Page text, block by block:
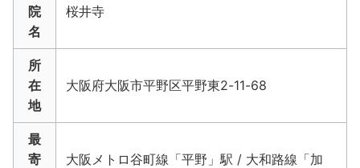
院
名
桜井寺
所
在
地
大阪府大阪市平野区平野東2-11-68
最
寄
大阪メトロ谷町線「平野」駅 / 大和路線「加